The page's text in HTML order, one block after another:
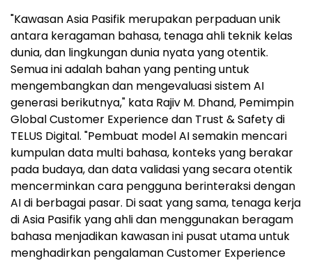
"Kawasan Asia Pasifik merupakan perpaduan unik
antara keragaman bahasa, tenaga ahli teknik kelas
dunia, dan lingkungan dunia nyata yang otentik.
Semua ini adalah bahan yang penting untuk
mengembangkan dan mengevaluasi sistem AI
generasi berikutnya," kata Rajiv M. Dhand, Pemimpin
Global Customer Experience dan Trust & Safety di
TELUS Digital. "Pembuat model AI semakin mencari
kumpulan data multi bahasa, konteks yang berakar
pada budaya, dan data validasi yang secara otentik
mencerminkan cara pengguna berinteraksi dengan
AI di berbagai pasar. Di saat yang sama, tenaga kerja
di Asia Pasifik yang ahli dan menggunakan beragam
bahasa menjadikan kawasan ini pusat utama untuk
menghadirkan pengalaman Customer Experience